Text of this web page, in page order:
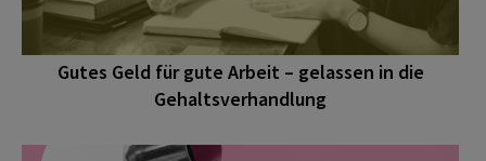
Gutes Geld für gute Arbeit – gelassen in die
Gehaltsverhandlung